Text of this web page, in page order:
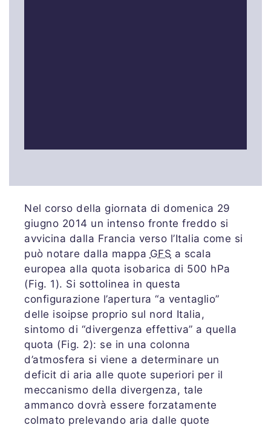
Nel corso della giornata di domenica 29
giugno 2014 un intenso fronte freddo si
avvicina dalla Francia verso l’Italia come si
può notare dalla mappa GFS a scala
europea alla quota isobarica di 500 hPa
(Fig. 1). Si sottolinea in questa
configurazione l’apertura “a ventaglio”
delle isoipse proprio sul nord Italia,
sintomo di “divergenza effettiva” a quella
quota (Fig. 2): se in una colonna
d’atmosfera si viene a determinare un
deficit di aria alle quote superiori per il
meccanismo della divergenza, tale
ammanco dovrà essere forzatamente
colmato prelevando aria dalle quote